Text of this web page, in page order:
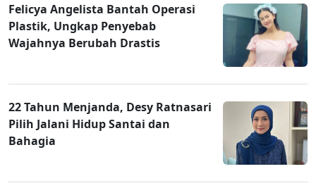
Felicya Angelista Bantah Operasi
Plastik, Ungkap Penyebab
Wajahnya Berubah Drastis
22 Tahun Menjanda, Desy Ratnasari
Pilih Jalani Hidup Santai dan
Bahagia